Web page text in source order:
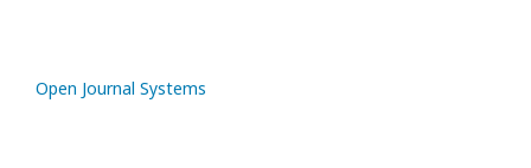
Open Journal Systems